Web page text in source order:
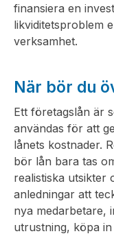
finansiera en
likviditetsproblem
verksamhet.
När bör du
Ett företagslån är
användas för att
lånets kostnader.
bör lån bara tas
realistiska utsikter
anledningar att
nya medarbetare,
utrustning, köpa